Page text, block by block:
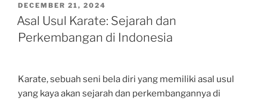
POSTED
ON
DECEMBER 21, 2024
Asal Usul Karate: Sejarah dan
Perkembangan di Indonesia
Karate, sebuah seni bela diri yang memiliki asal usul
yang kaya akan sejarah dan perkembangannya di